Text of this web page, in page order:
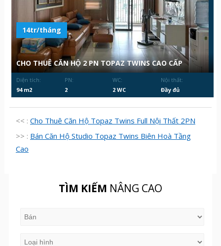
14tr/tháng
CHO THUÊ CĂN HỘ 2 PN TOPAZ TWINS CAO CẤP
Diện tích:
94 m2
PN:
2
WC:
2 WC
Nội thất:
Đầy đủ
<< : Cho Thuê Căn Hộ Topaz Twins Full Nội Thất 2PN
>> : Bán Căn Hộ Studio Topaz Twins Biên Hoà Tầng
Cao
TÌM KIẾM NÂNG CAO